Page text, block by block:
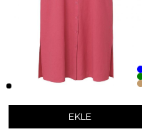
EKLE